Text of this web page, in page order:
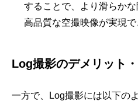
することで、より滑らか
高品質な空撮映像が実現で
Log撮影のデメリット
一方で、Log撮影には以下の